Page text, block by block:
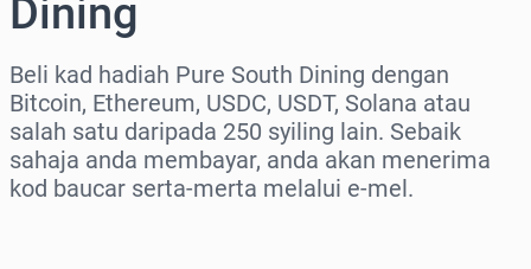
Dining
Beli kad hadiah Pure South Dining dengan
Bitcoin, Ethereum, USDC, USDT, Solana atau
salah satu daripada 250 syiling lain. Sebaik
sahaja anda membayar, anda akan menerima
kod baucar serta-merta melalui e-mel.